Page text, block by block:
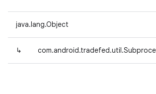
java.lang.Object
↳